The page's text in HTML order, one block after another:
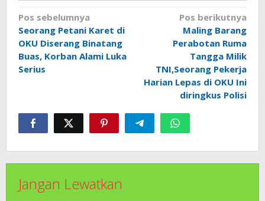
Navigasi
pos
Pos sebelumnya
Seorang Petani Karet di
OKU Diserang Binatang
Buas, Korban Alami Luka
Serius
Pos berikutnya
Maling Barang
Perabotan Ruma
Tangga Milik
TNI,Seorang Pekerja
Harian Lepas di OKU Ini
diringkus Polisi
Jangan Lewatkan